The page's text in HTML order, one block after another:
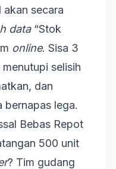
akan secara
data“Stok
online. Sisa 3
selisih
dan
bernapas lega.
Bebas Repot
500 unit
? Tim gudang